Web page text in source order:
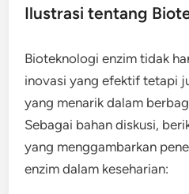
Ilustrasi tentang
Bioteknologi enzim tidak
inovasi yang efektif tetapi
yang menarik dalam
Sebagai bahan diskusi,
yang menggambarkan
enzim dalam keseharian: